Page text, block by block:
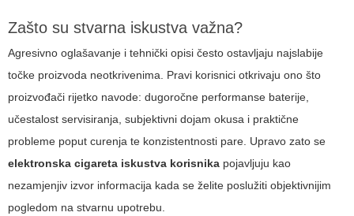
Zašto su stvarna iskustva važna?
Agresivno oglašavanje i tehnički opisi često ostavljaju najslabije
točke proizvoda neotkrivenima. Pravi korisnici otkrivaju ono što
proizvođači rijetko navode: dugoročne performanse baterije,
učestalost servisiranja, subjektivni dojam okusa i praktične
probleme poput curenja te konzistentnosti pare. Upravo zato se
elektronska cigareta iskustva korisnika pojavljuju kao
nezamjenjiv izvor informacija kada se želite poslužiti objektivnijim
pogledom na stvarnu upotrebu.